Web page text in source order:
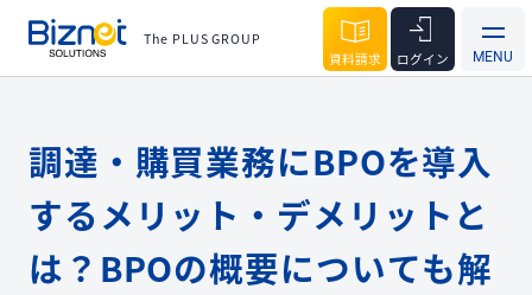
The PLUS GROUP
資料請求 ログイン
調達・購買業務にBPOを導入
するメリット・デメリットと
は？BPOの概要についても解